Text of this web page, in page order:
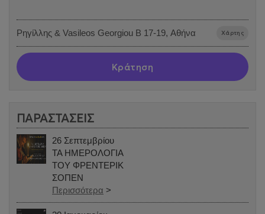
Ρηγίλλης & Vasileos Georgiou B 17-19, Αθήνα Χάρτης
Κράτηση
ΠΑΡΑΣΤΑΣΕΙΣ
26 Σεπτεμβρίου
ΤΑ ΗΜΕΡΟΛΟΓΙΑ
ΤΟΥ ΦΡΕΝΤΕΡΙΚ
ΣΟΠΕΝ
Περισσότερα >